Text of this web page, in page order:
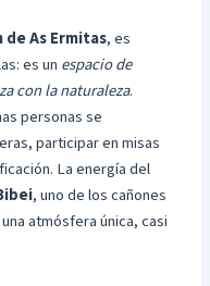
de As Ermitas, es
es un espacio de
con la naturaleza.
personas se
participar en misas
La energía del
, uno de los cañones
atmósfera única, casi